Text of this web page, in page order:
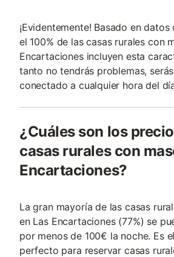
¡Evidentemente! Basado en
el 100% de las casas rurales con
Encartaciones incluyen esta
tanto no tendrás problemas,
conectado a cualquier hora del
¿Cuáles son los
casas rurales con
Encartaciones?
La gran mayoría de las casas
en Las Encartaciones (77%) se
por menos de 100€ la noche. Es
perfecto para reservar casas